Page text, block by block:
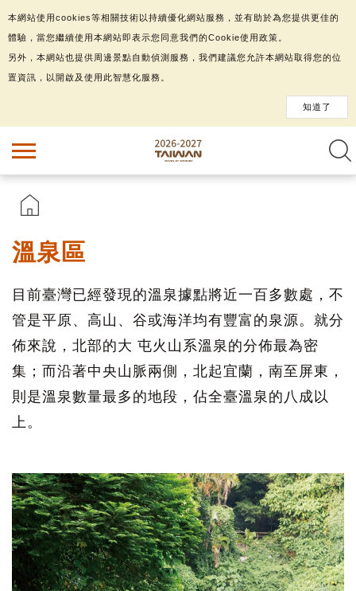
溫泉區
目前臺灣已經發現的溫泉據點將近一百多數處，不
管是平原、高山、谷或海洋均有豐富的泉源。就分
佈來說，北部的大 屯火山系溫泉的分佈最為密
集；而沿著中央山脈兩側，北起宜蘭，南至屏東，
則是溫泉數量最多的地段，佔全臺溫泉的八成以
上。
本網站使用cookies等相關技術以持續優化網站服務，並有助於為您提供更佳的
體驗，當您繼續使用本網站即表示您同意我們的Cookie使用政策。
另外，本網站也提供周邊景點自動偵測服務，我們建議您允許本網站取得您的位
置資訊，以開啟及使用此智慧化服務。
知道了